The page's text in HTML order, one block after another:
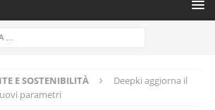
E SOSTENIBILITÀ
Deepki aggiorna il
parametri